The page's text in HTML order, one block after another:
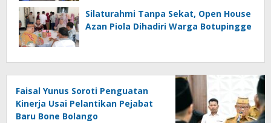
Silaturahmi Tanpa Sekat, Open House
Azan Piola Dihadiri Warga Botupingge
Faisal Yunus Soroti Penguatan
Kinerja Usai Pelantikan Pejabat
Baru Bone Bolango